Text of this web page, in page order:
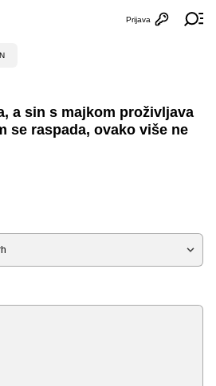
Otvori
Prijava
a sin s majkom proživljava
se raspada, ovako više ne